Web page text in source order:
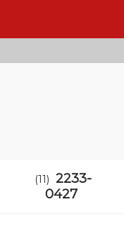
(11) 2233-
0427